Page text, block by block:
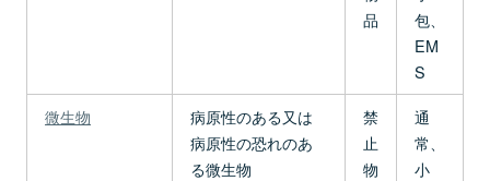
品
包、
EM
S
微生物
病原性のある又は
病原性の恐れのあ
る微生物
禁
止
物
通
常、
小